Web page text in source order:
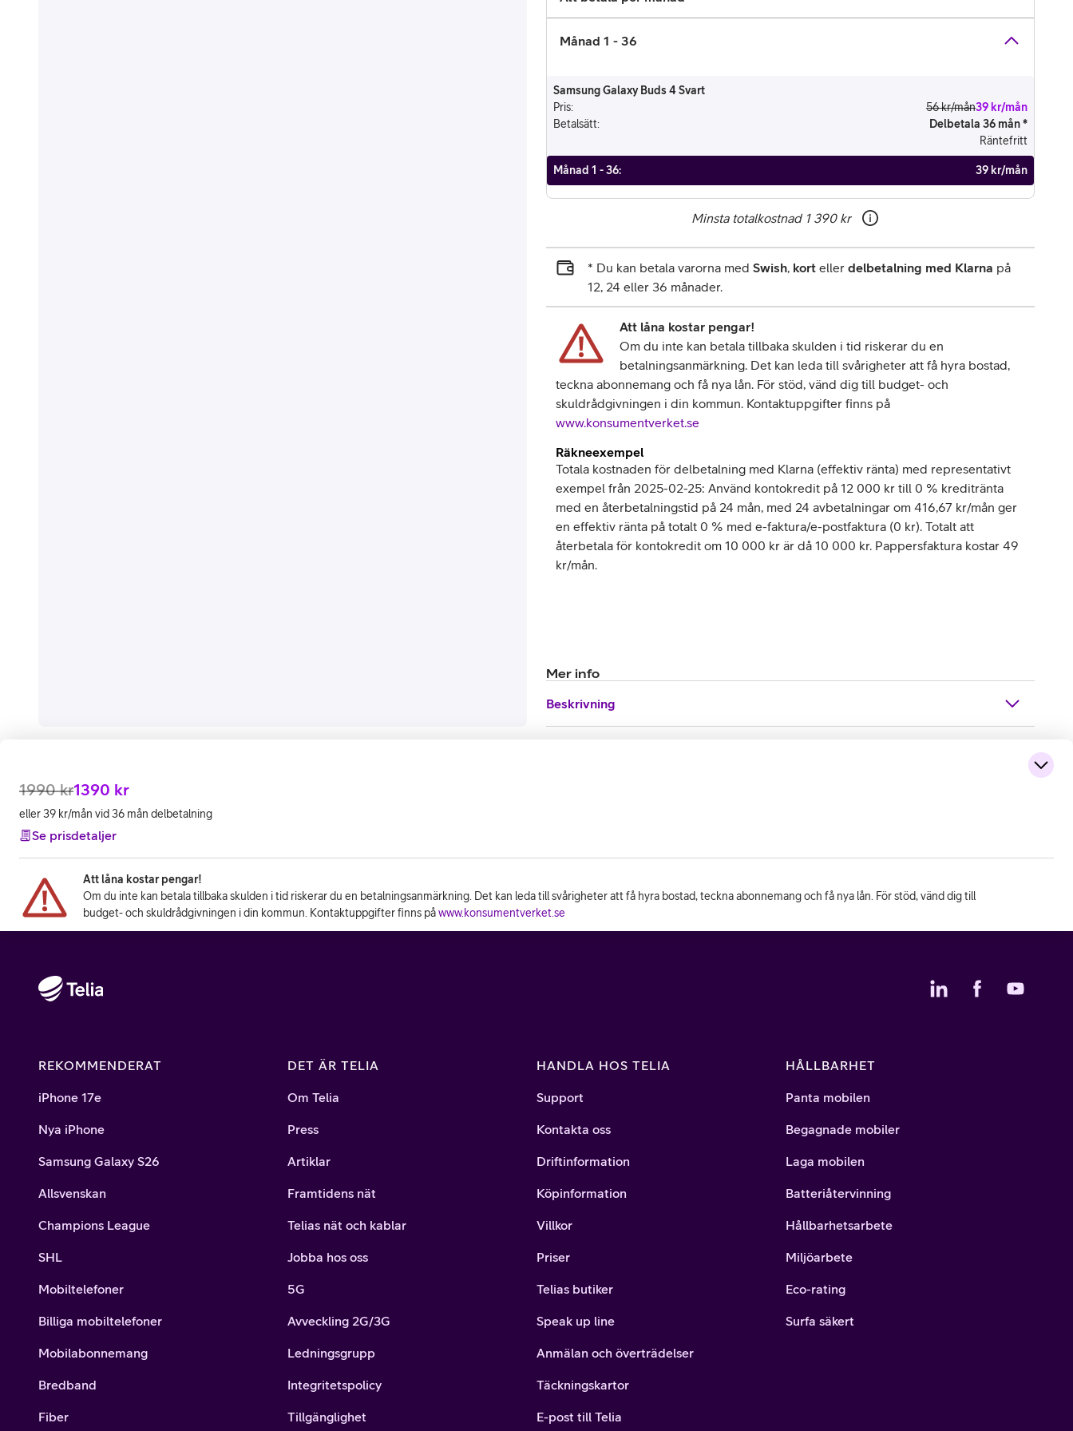
Månad 1 - 36
Samsung Galaxy Buds 4 Svart
Pris: 56 kr/mån39 kr/mån
Betalsätt:
Delbetala 36 mån *
Räntefritt
Månad 1 - 36: 39 kr/mån
Minsta totalkostnad 1 390 kr
* Du kan betala varorna med Swish, kort eller delbetalning med Klarna på
12, 24 eller 36 månader.
Att låna kostar pengar!
Om du inte kan betala tillbaka skulden i tid riskerar du en
betalningsanmärkning. Det kan leda till svårigheter att få hyra bostad,
teckna abonnemang och få nya lån. För stöd, vänd dig till budget- och
skuldrådgivningen i din kommun. Kontaktuppgifter finns på
www.konsumentverket.se
Räkneexempel
Totala kostnaden för delbetalning med Klarna (effektiv ränta) med representativt
exempel från 2025-02-25: Använd kontokredit på 12 000 kr till 0 % kreditränta
med en återbetalningstid på 24 mån, med 24 avbetalningar om 416,67 kr/mån ger
en effektiv ränta på totalt 0 % med e-faktura/e-postfaktura (0 kr). Totalt att
återbetala för kontokredit om 10 000 kr är då 10 000 kr. Pappersfaktura kostar 49
kr/mån.
Mer info
Beskrivning
1990 kr1390 kr
eller 39 kr/mån vid 36 mån delbetalning
Se prisdetaljer
Att låna kostar pengar!
Om du inte kan betala tillbaka skulden i tid riskerar du en betalningsanmärkning. Det kan leda till svårigheter att få hyra bostad, teckna abonnemang och få nya lån. För stöd, vänd dig till
budget- och skuldrådgivningen i din kommun. Kontaktuppgifter finns påwww.konsumentverket.se
REKOMMENDERAT
iPhone 17e
Nya iPhone
Samsung Galaxy S26
Allsvenskan
Champions League
SHL
Mobiltelefoner
Billiga mobiltelefoner
Mobilabonnemang
Bredband
Fiber
DET ÄR TELIA
Om Telia
Press
Artiklar
Framtidens nät
Telias nät och kablar
Jobba hos oss
5G
Avveckling 2G/3G
Ledningsgrupp
Integritetspolicy
Tillgänglighet
HANDLA HOS TELIA
Support
Kontakta oss
Driftinformation
Köpinformation
Villkor
Priser
Telias butiker
Speak up line
Anmälan och överträdelser
Täckningskartor
E-post till Telia
HÅLLBARHET
Panta mobilen
Begagnade mobiler
Laga mobilen
Batteriåtervinning
Hållbarhetsarbete
Miljöarbete
Eco-rating
Surfa säkert